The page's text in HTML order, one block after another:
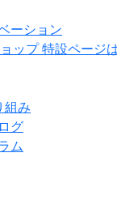
ーション
ップ 特設ページ
組み
グ
ム